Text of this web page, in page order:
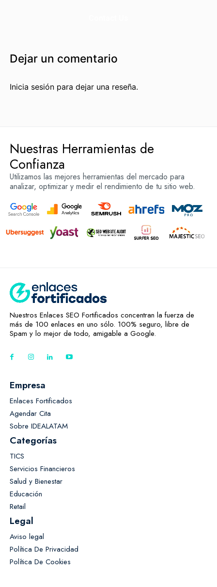
Estás a punto de sentarte a la mesa con gente que te
Dejar un comentario
Inicia sesión para dejar una reseña.
Nuestras Herramientas de
Confianza
Utilizamos las mejores herramientas del mercado para
analizar, optimizar y medir el rendimiento de tu sitio web.
Nuestros Enlaces SEO Fortificados concentran la fuerza de
más de 100 enlaces en uno sólo. 100% seguro, libre de
Spam y lo mejor de todo, amigable a Google.
Empresa
Enlaces Fortificados
Agendar Cita
Sobre IDEALATAM
Categorías
TICS
Servicios Financieros
Salud y Bienestar
Educación
Retail
Legal
Aviso legal
Política De Privacidad
Política De Cookies